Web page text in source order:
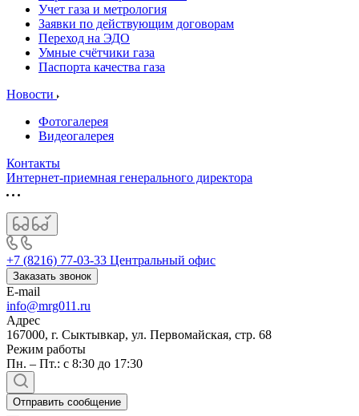
Учет газа и метрология
Заявки по действующим договорам
Переход на ЭДО
Умные счётчики газа
Паспорта качества газа
Новости
Фотогалерея
Видеогалерея
Контакты
Интернет-приемная генерального директора
+7 (8216) 77-03-33 Центральный офис
Заказать звонок
E-mail
info@mrg011.ru
Адрес
167000, г. Сыктывкар, ул. Первомайская, стр. 68
Режим работы
Пн. – Пт.: с 8:30 до 17:30
Отправить сообщение